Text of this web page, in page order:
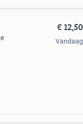
€ 12,50
Vandaag